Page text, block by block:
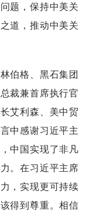
题，保持中美关
道，推动中美关
伯格、黑石集团
裁兼首席执行官
艾利森、美中贸
中感谢习近平主
中国实现了非凡
。在习近平主席
，实现更可持续
得到尊重。相信